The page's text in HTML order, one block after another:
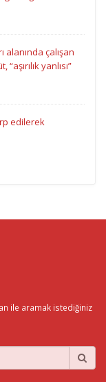
alanında çalışan
yanlısı”
edilerek
ile aramak istediğiniz